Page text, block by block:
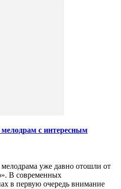
с интересным
уже давно отошли от
В современных
в первую очередь внимание